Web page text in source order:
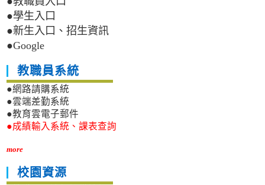
●學生入口
●新生入口、招生資訊
●Google
教職員系統
●網路請購系統
●雲端差勤系統
●教育雲電子郵件
●成績輸入系統、課表查詢
more
校園資源